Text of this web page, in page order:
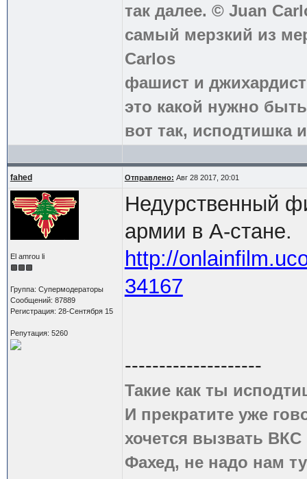
так далее. © Juan
самый мерзкий из
Carlos
фашист и
это какой нужно
вот так, исподтишка
fahed Отправлено: Авг 28 2017, 20:01
El amrou li
Группа: Супермодераторы
Сообщений: 87889
Регистрация: 28-Сентября 15
Репутация: 5260
Недурственный
армии в А-стане.
http://
34167
--------------------
Такие как ты
И прекратите уже
хочется вызвать
Фахед, не надо нам